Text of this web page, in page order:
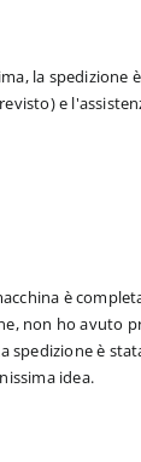
la spedizione
e
è
non ho avuto
spedizione è
idea.